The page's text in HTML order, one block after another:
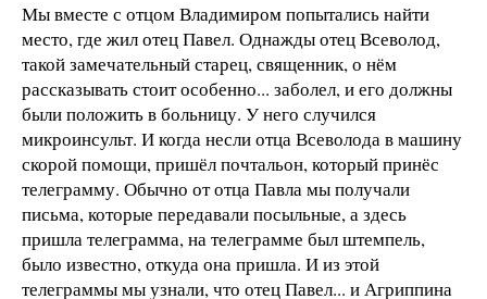
Мы вместе с отцом Владимиром попытались найти
место, где жил отец Павел. Однажды отец Всеволод,
такой замечательный старец, священник, о нём
рассказывать стоит особенно... заболел, и его должны
были положить в больницу. У него случился
микроинсульт. И когда несли отца Всеволода в машину
скорой помощи, пришёл почтальон, который принёс
телеграмму. Обычно от отца Павла мы получали
письма, которые передавали посыльные, а здесь
пришла телеграмма, на телеграмме был штемпель,
было известно, откуда она пришла. И из этой
телеграммы мы узнали, что отец Павел... и Агриппина